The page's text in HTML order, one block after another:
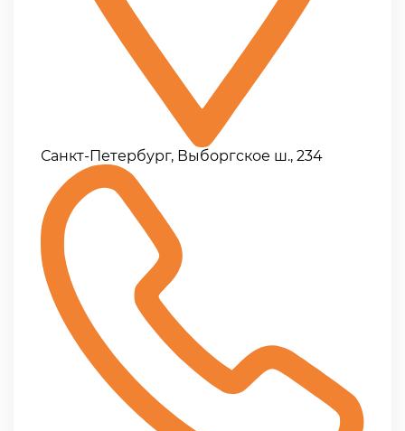
Санкт-Петербург, Выборгское ш., 234